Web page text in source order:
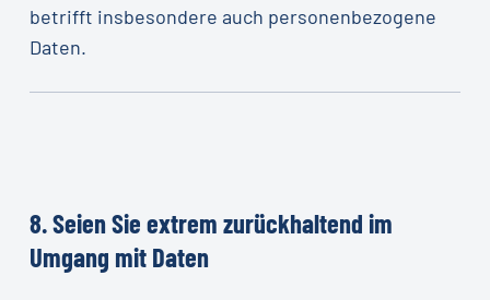
betrifft insbesondere auch personenbezogene
Daten.
8.SeienSie extrem zurückhaltend im
Umgang mit Daten